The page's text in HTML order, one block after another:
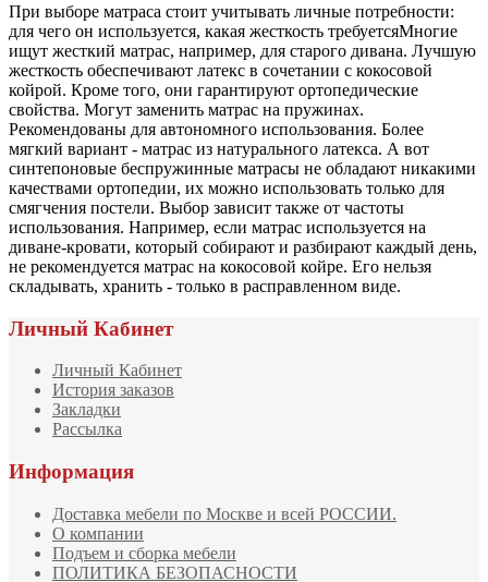
При выборе матраса стоит учитывать личные потребности:
для чего он используется, какая жесткость требуетсяМногие
ищут жесткий матрас, например, для старого дивана. Лучшую
жесткость обеспечивают латекс в сочетании с кокосовой
койрой. Кроме того, они гарантируют ортопедические
свойства. Могут заменить матрас на пружинах.
Рекомендованы для автономного использования. Более
мягкий вариант - матрас из натурального латекса. А вот
синтепоновые беспружинные матрасы не обладают никакими
качествами ортопедии, их можно использовать только для
смягчения постели. Выбор зависит также от частоты
использования. Например, если матрас используется на
диване-кровати, который собирают и разбирают каждый день,
не рекомендуется матрас на кокосовой койре. Его нельзя
складывать, хранить - только в расправленном виде.
Личный Кабинет
Личный Кабинет
История заказов
Закладки
Рассылка
Информация
Доставка мебели по Москве и всей РОССИИ.
О компании
Подъем и сборка мебели
ПОЛИТИКА БЕЗОПАСНОСТИ